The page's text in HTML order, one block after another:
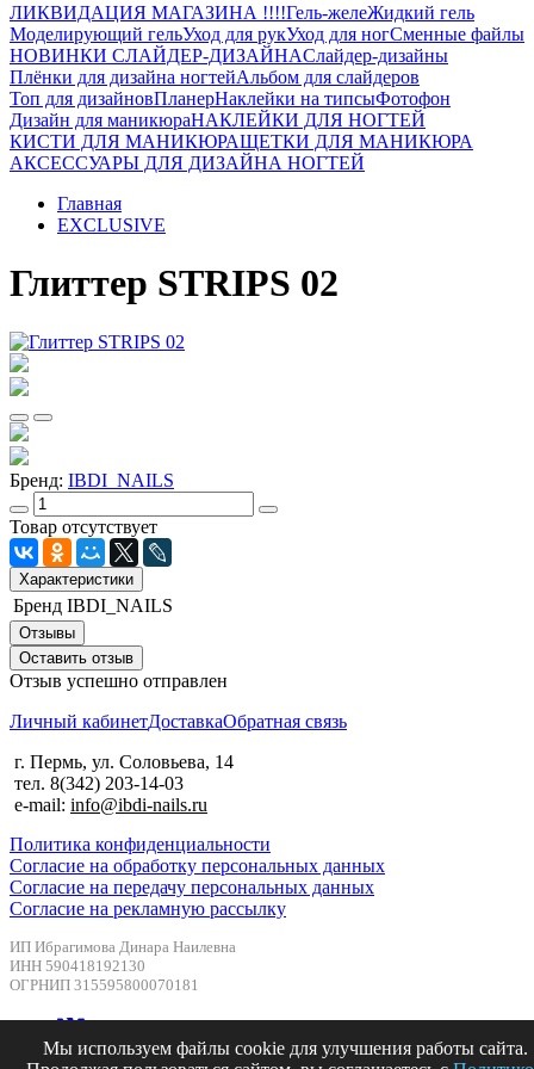
ЛИКВИДАЦИЯ МАГАЗИНА !!!!Гель-желеЖидкий гель
Моделирующий гельУход для рукУход для ногСменные файлы
НОВИНКИ СЛАЙДЕР-ДИЗАЙНАСлайдер-дизайны
Плёнки для дизайна ногтейАльбом для слайдеров
Топ для дизайновПланерНаклейки на типсыФотофон
Дизайн для маникюраНАКЛЕЙКИ ДЛЯ НОГТЕЙ
КИСТИ ДЛЯ МАНИКЮРАЩЕТКИ ДЛЯ МАНИКЮРА
АКСЕССУАРЫ ДЛЯ ДИЗАЙНА НОГТЕЙ
Главная
EXCLUSIVE
Глиттер STRIPS 02
Бренд: IBDI_NAILS
Товар отсутствует
Характеристики
Бренд IBDI_NAILS
Отзывы
Оставить отзыв
Отзыв успешно отправлен
Личный кабинетДоставкаОбратная связь
г. Пермь, ул. Соловьева, 14
тел. 8(342) 203-14-03
e-mail: info@ibdi-nails.ru
Политика конфиденциальности
Согласие на обработку персональных данных
Согласие на передачу персональных данных
Согласие на рекламную рассылку
ИП Ибрагимова Динара Наилевна
ИНН 590418192130
ОГРНИП 315595800070181
Мы используем файлы cookie для улучшения работы сайта.